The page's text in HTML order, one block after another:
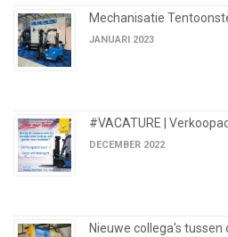
Mechanisatie
JANUARI 2023
#VACATURE |
DECEMBER 2022
Nieuwe collega's tussen